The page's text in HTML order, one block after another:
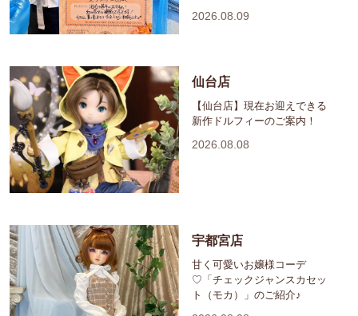
2026.08.09
仙台店
【仙台店】現在お迎えできる
新作ドルフィーのご案内！
2026.08.08
宇都宮店
甘く可愛いお嬢様コーデ
♡「チェックジャンスカセッ
ト（モカ）」のご紹介♪